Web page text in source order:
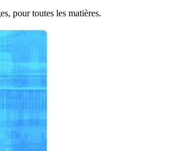
pour toutes les matières.